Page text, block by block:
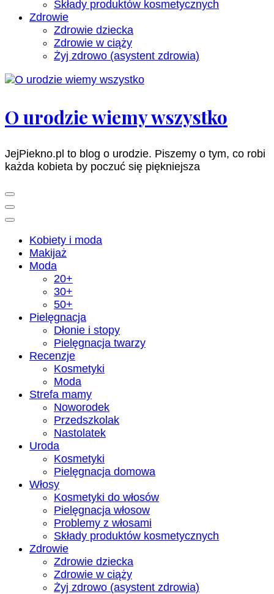
Składy produktów kosmetycznych
Zdrowie
Zdrowie dziecka
Zdrowie w ciąży
Żyj zdrowo (asystent zdrowia)
O urodzie wiemy wszystko
JejPiekno.pl to blog o urodzie. Piszemy o tym, co robi
każda kobieta by poczuć się piękniejsza
Kobiety i moda
Makijaż
Moda
20+
30+
50+
Pielęgnacja
Dłonie i stopy
Pielęgnacja twarzy
Recenzje
Kosmetyki
Moda
Strefa mamy
Noworodek
Przedszkolak
Nastolatek
Uroda
Kosmetyki
Pielęgnacja domowa
Włosy
Kosmetyki do włosów
Pielęgnacja włosow
Problemy z włosami
Składy produktów kosmetycznych
Zdrowie
Zdrowie dziecka
Zdrowie w ciąży
Żyj zdrowo (asystent zdrowia)